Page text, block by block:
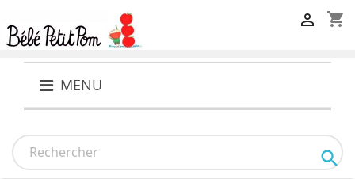
shopping_cart

MENU
